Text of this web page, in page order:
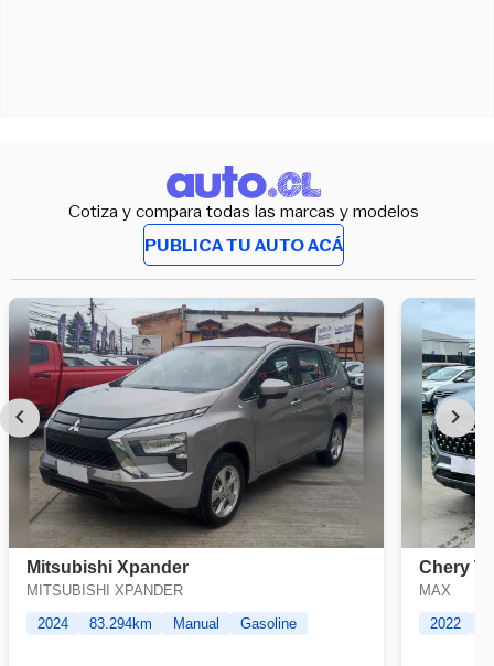
Cotiza y compara todas las marcas y modelos
PUBLICA TU AUTO ACÁ